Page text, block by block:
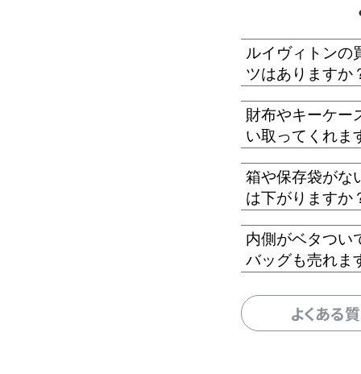
ルイヴィトンの
ツはありますか
財布やキーケー
い取ってくれま
箱や保存袋がな
は下がりますか
内側がベタつい
バッグも売れま
よくある